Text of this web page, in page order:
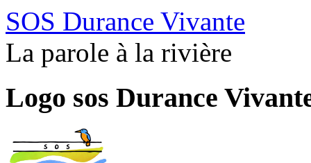
SOS Durance Vivante
La parole à la rivière
Logo sos Durance